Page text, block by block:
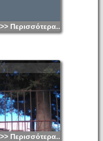
>> Περισσότερα...
>> Περισσότερα...